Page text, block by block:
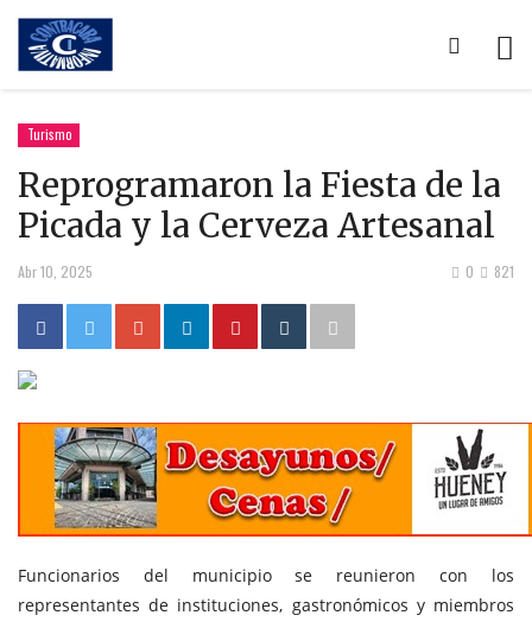
Turismo
Reprogramaron la Fiesta de la
Picada y la Cerveza Artesanal
Abr 10, 2025 821
0
Funcionarios del municipio se reunieron con los
representantes de instituciones, gastronómicos y miembros